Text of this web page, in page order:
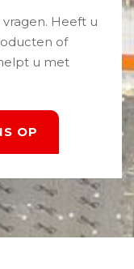
Heeft u
of
u met
OP